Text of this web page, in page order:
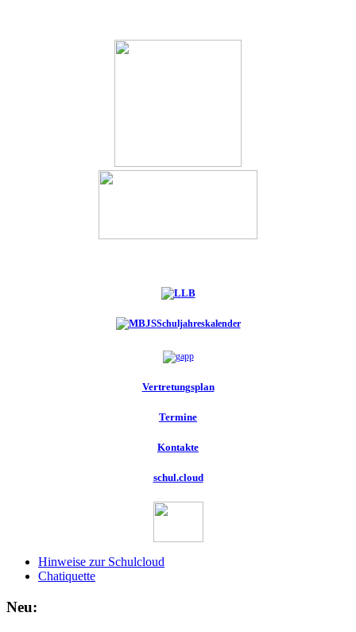
Schuljahreskalender
Vertretungsplan
Termine
Kontakte
schul.cloud
Hinweise zur Schulcloud
Chatiquette
Neu: